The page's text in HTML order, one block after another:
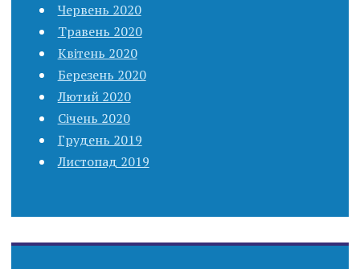
Червень 2020
Травень 2020
Квітень 2020
Березень 2020
Лютий 2020
Січень 2020
Грудень 2019
Листопад 2019